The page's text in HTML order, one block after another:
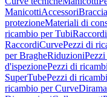
ManicottiAccessori
protezioneMateriali di
ricambio per TubiRaccordi
RaccordiCurvePezzi di
per BragheRiduzioni
d'ispezionePezzi di
SuperTubePezzi di
ricambio per Curve